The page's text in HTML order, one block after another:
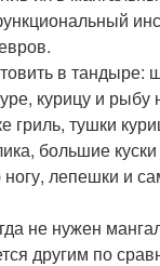
в тандыре:
курицу и рыбу
тушки
большие
лепешки и
не нужен
другим по